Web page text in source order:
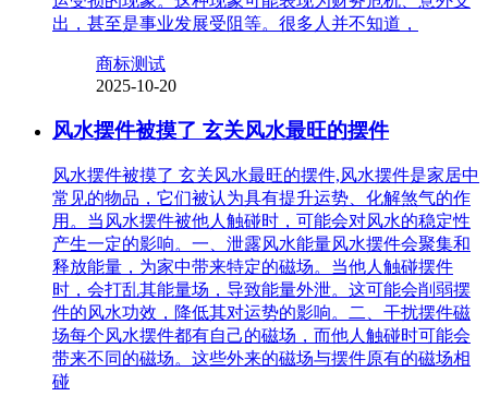
出，甚至是事业发展受阻等。很多人并不知道，
商标测试
2025-10-20
风水摆件被摸了 玄关风水最旺的摆件
风水摆件被摸了 玄关风水最旺的摆件,风水摆件是家居中
常见的物品，它们被认为具有提升运势、化解煞气的作
用。当风水摆件被他人触碰时，可能会对风水的稳定性
产生一定的影响。一、泄露风水能量风水摆件会聚集和
释放能量，为家中带来特定的磁场。当他人触碰摆件
时，会打乱其能量场，导致能量外泄。这可能会削弱摆
件的风水功效，降低其对运势的影响。二、干扰摆件磁
场每个风水摆件都有自己的磁场，而他人触碰时可能会
带来不同的磁场。这些外来的磁场与摆件原有的磁场相
碰